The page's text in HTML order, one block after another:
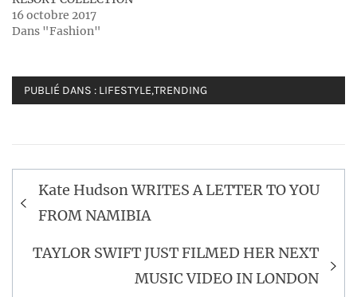
16 octobre 2017
Dans "Fashion"
PUBLIÉ DANS : LIFESTYLE,TRENDING
Navigation
de
Kate Hudson WRITES A LETTER TO YOU
FROM NAMIBIA
TAYLOR SWIFT JUST FILMED HER NEXT
MUSIC VIDEO IN LONDON